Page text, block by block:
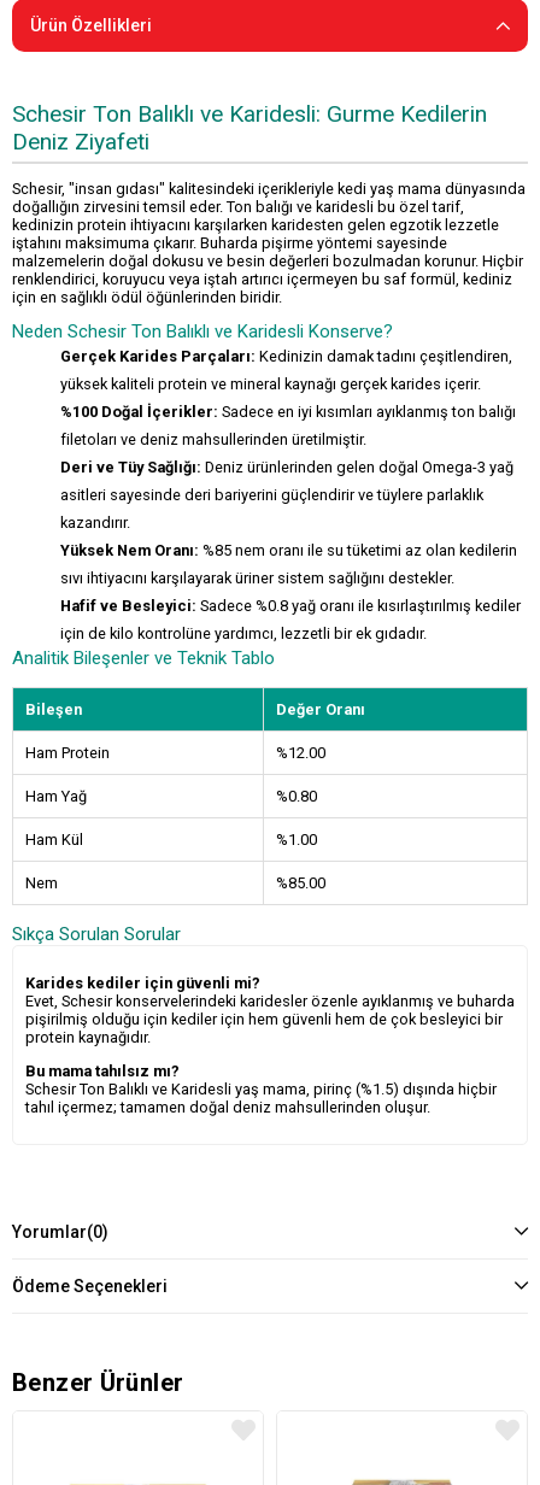
Ürün Özellikleri
Schesir Ton Balıklı ve Karidesli: Gurme Kedilerin
Deniz Ziyafeti
Schesir, "insan gıdası" kalitesindeki içerikleriyle kedi yaş mama dünyasında
doğallığın zirvesini temsil eder. Ton balığı ve karidesli bu özel tarif,
kedinizin protein ihtiyacını karşılarken karidesten gelen egzotik lezzetle
iştahını maksimuma çıkarır. Buharda pişirme yöntemi sayesinde
malzemelerin doğal dokusu ve besin değerleri bozulmadan korunur. Hiçbir
renklendirici, koruyucu veya iştah artırıcı içermeyen bu saf formül, kediniz
için en sağlıklı ödül öğünlerinden biridir.
Neden Schesir Ton Balıklı ve Karidesli Konserve?
Gerçek Karides Parçaları: Kedinizin damak tadını çeşitlendiren,
yüksek kaliteli protein ve mineral kaynağı gerçek karides içerir.
%100 Doğal İçerikler: Sadece en iyi kısımları ayıklanmış ton balığı
filetoları ve deniz mahsullerinden üretilmiştir.
Deri ve Tüy Sağlığı: Deniz ürünlerinden gelen doğal Omega-3 yağ
asitleri sayesinde deri bariyerini güçlendirir ve tüylere parlaklık
kazandırır.
Yüksek Nem Oranı: %85 nem oranı ile su tüketimi az olan kedilerin
sıvı ihtiyacını karşılayarak üriner sistem sağlığını destekler.
Hafif ve Besleyici: Sadece %0.8 yağ oranı ile kısırlaştırılmış kediler
için de kilo kontrolüne yardımcı, lezzetli bir ek gıdadır.
Analitik Bileşenler ve Teknik Tablo
Bileşen Değer Oranı
Ham Protein %12.00
Ham Yağ %0.80
Ham Kül %1.00
Nem %85.00
Sıkça Sorulan Sorular
Karides kediler için güvenli mi?
Evet, Schesir konservelerindeki karidesler özenle ayıklanmış ve buharda
pişirilmiş olduğu için kediler için hem güvenli hem de çok besleyici bir
protein kaynağıdır.
Bu mama tahılsız mı?
Schesir Ton Balıklı ve Karidesli yaş mama, pirinç (%1.5) dışında hiçbir
tahıl içermez; tamamen doğal deniz mahsullerinden oluşur.
Yorumlar(0)
Ödeme Seçenekleri
Benzer Ürünler